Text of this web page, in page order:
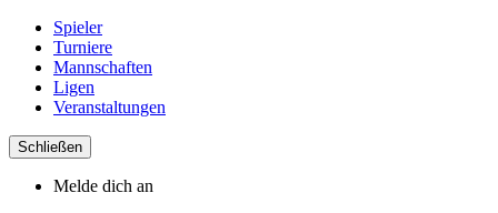
Spieler
Turniere
Mannschaften
Ligen
Veranstaltungen
Schließen
Melde dich an